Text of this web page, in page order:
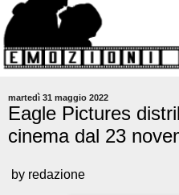
martedì 31 maggio 2022
Eagle Pictures
cinema dal 23
by redazione